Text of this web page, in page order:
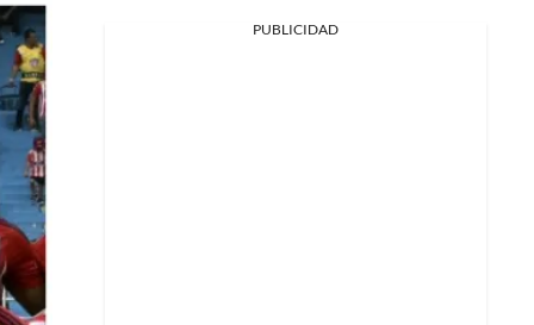
PUBLICIDAD